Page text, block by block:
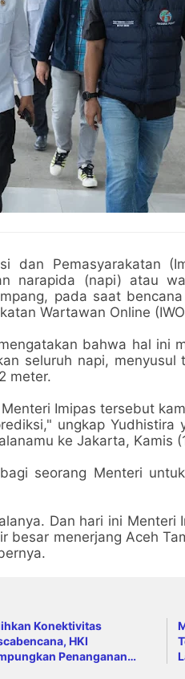
dan Pemasyarakatan
narapida (napi) atau
pada saat
Wartawan Online
bahwa hal ini
seluruh napi, menyusul
meter.
Imipas tersebut
ungkap Yudhistira
ke Jakarta, Kamis
seorang Menteri
Dan hari ini Menteri
besar menerjang Aceh
Konektivitas
HKI
Penanganan